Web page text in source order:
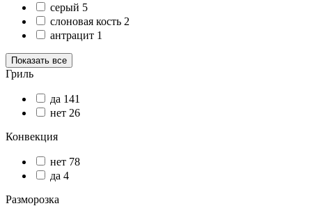
серый 5
слоновая кость 2
антрацит 1
Показать все
Гриль
да 141
нет 26
Конвекция
нет 78
да 4
Разморозка